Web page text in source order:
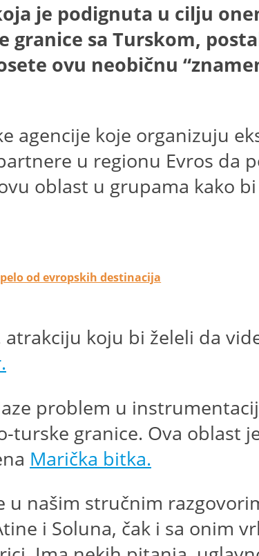
je podignuta u cilju
granice sa Turskom,
ovu neobičnu
agencije koje organizuju
u regionu Evros da
oblast u grupama kako
od evropskih destinacija
koju bi želeli da
problem u
turske granice. Ova oblast
Marička bitka.
u našim stručnim
i Soluna, čak i sa onim